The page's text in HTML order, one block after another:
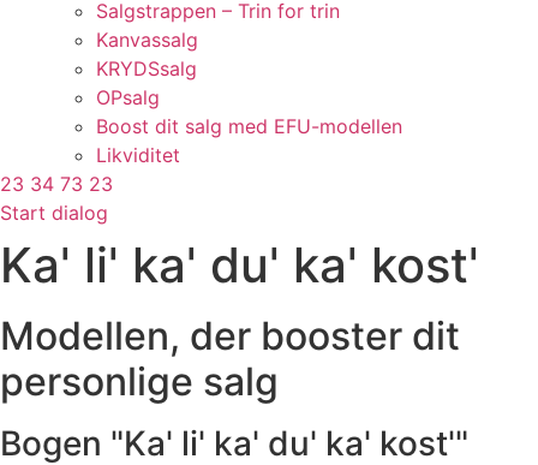
Salgstrappen – Trin for trin
Kanvassalg
KRYDSsalg
OPsalg
Boost dit salg med EFU-modellen
Likviditet
23 34 73 23
Start dialog
Ka' li' ka' du' ka' kost'
Modellen, der booster dit
personlige salg
Bogen "Ka' li' ka' du' ka' kost'"